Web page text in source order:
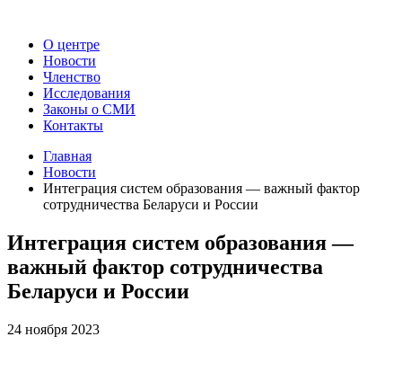
О центре
Новости
Членство
Исследования
Законы о СМИ
Контакты
Главная
Новости
Интеграция систем образования — важный фактор
сотрудничества Беларуси и России
Интеграция систем образования —
важный фактор сотрудничества
Беларуси и России
24 ноября 2023